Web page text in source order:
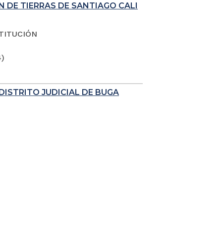
DE TIERRAS DE SANTIAGO CALI
JUDICIAL DE BUGA